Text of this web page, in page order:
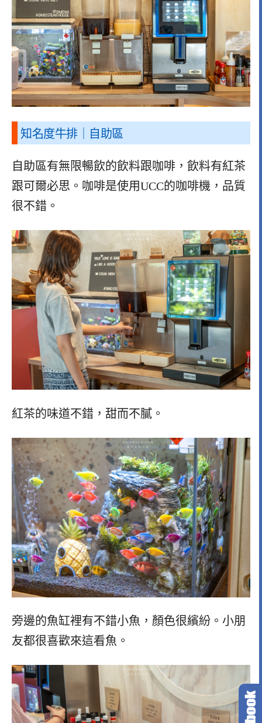
知名度牛排｜自助區
自助區有無限暢飲的飲料跟咖啡，飲料有紅茶
跟可爾必思。咖啡是使用UCC的咖啡機，品質
很不錯。
紅茶的味道不錯，甜而不膩。
旁邊的魚缸裡有不錯小魚，顏色很繽紛。小朋
友都很喜歡來這看魚。